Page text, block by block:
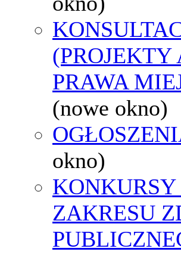
(PROJEKTY
PRAWA
(nowe okno)
okno)
KONKURSY
ZAKRESU